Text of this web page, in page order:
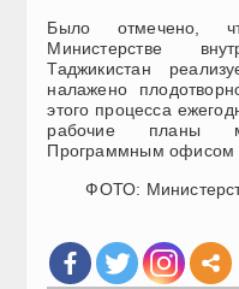
Было отмечено,
Министерстве
Таджикистан
налажено
этого процесса
рабочие планы
Программным офисом
ФОТО: